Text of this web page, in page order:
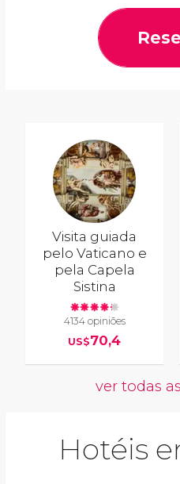
Visita guiada
pelo Vaticano e
pela Capela
Sistina
4134 opiniões
US$70,4
ver todas
Hotéis